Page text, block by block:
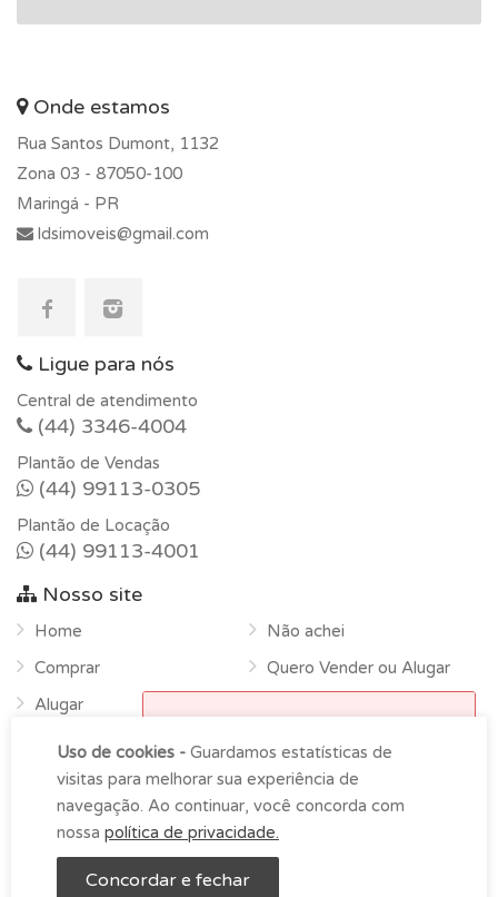
Onde estamos
Rua Santos Dumont, 1132
Zona 03 - 87050-100
Maringá - PR
ldsimoveis@gmail.com
Ligue para nós
Central de atendimento
(44) 3346-4004
Plantão de Vendas
(44) 99113-0305
Plantão de Locação
(44) 99113-4001
Nosso site
Home
Comprar
Alugar
Sobre
Contato
Não achei
Quero Vender ou Alugar
LDS Imóveis © Copyright 2026 -
Uso de cookies - Guardamos estatísticas de
visitas para melhorar sua experiência de
navegação. Ao continuar, você concorda com
nossa política de privacidade.
Concordar e fechar
9h00 as 18h00 de segunda-
feira à sexta.
OK